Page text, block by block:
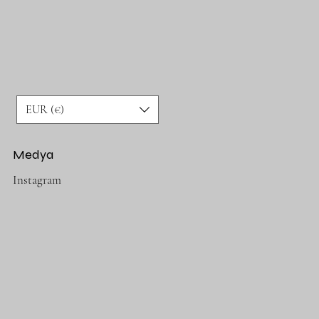
EUR (€)
Medya
Instagram